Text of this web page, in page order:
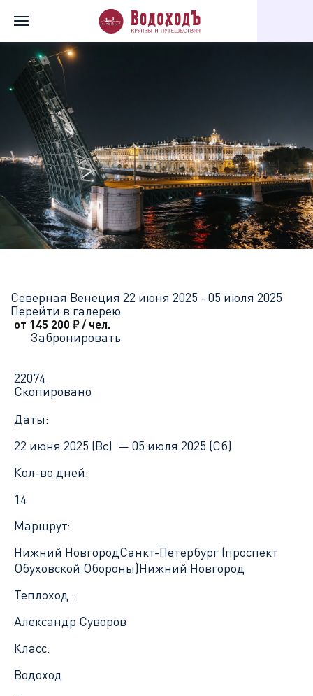
Северная Венеция 22 июня 2025 - 05 июля 2025
Перейти в галерею
от 145 200 ₽/ чел.
Забронировать
22074
Скопировано
Даты:
22 июня 2025 (Вс) — 05 июля 2025 (Сб)
Кол-во дней:
14
Маршрут:
Нижний НовгородСанкт-Петербург (проспект
Обуховской Обороны)Нижний Новгород
Теплоход :
Александр Суворов
Класс:
Водоход